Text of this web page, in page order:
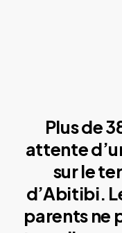
Plus de
attente
sur le
d’Abitibi.
parents ne